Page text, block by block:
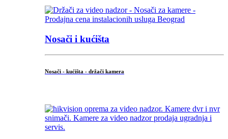
Nosači i kućišta
Nosači - kućišta - držači kamera